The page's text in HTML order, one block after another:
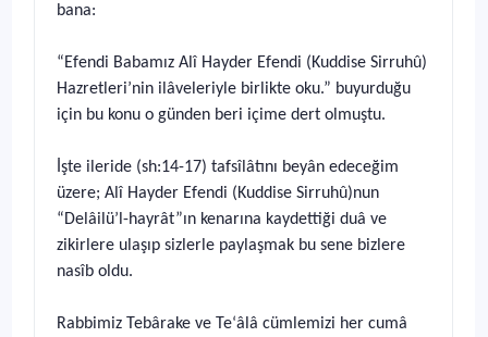
bana:
“Efendi Babamız Alî Hayder Efendi (Kuddise Sirruhû)
Hazretleri’nin ilâveleriyle birlikte oku.” buyurduğu
için bu konu o günden beri içime dert olmuştu.
İşte ileride (sh:14-17) tafsîlâtını beyân edeceğim
üzere; Alî Hayder Efendi (Kuddise Sirruhû)nun
“Delâilü’l-hayrât”ın kenarına kaydettiği duâ ve
zikirlere ulaşıp sizlerle paylaşmak bu sene bizlere
nasîb oldu.
Rabbimiz Tebârake ve Te‘âlâ cümlemizi her cumâ